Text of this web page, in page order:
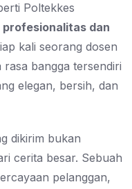
Poltekkes
profesionalitas dan
kali seorang dosen
bangga tersendiri
elegan, bersih, dan
dikirim bukan
cerita besar. Sebuah
pelanggan,